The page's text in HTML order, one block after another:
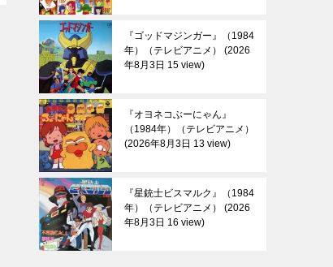
『ゴッドマジンガー』（1984
年）（テレビアニメ）
2026
年8月3日 15 view
『オヨネコぶーにゃん』
（1984年）（テレビアニメ）
2026年8月3日 13 view
『星銃士ビスマルク』（1984
年）（テレビアニメ）
2026
年8月3日 16 view